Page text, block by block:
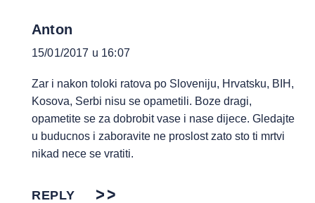
Anton
15/01/2017 u 16:07
Zar i nakon toloki ratova po Sloveniju, Hrvatsku, BIH,
Kosova, Serbi nisu se opametili. Boze dragi,
opametite se za dobrobit vase i nase dijece. Gledajte
u buducnos i zaboravite ne proslost zato sto ti mrtvi
nikad nece se vratiti.
REPLY